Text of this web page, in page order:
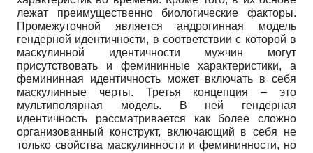
лежат преимущественно биологические факторы.
Промежуточной является андрогинная модель
гендерной идентичности, в соответствии с которой в
маскулинной идентичности мужчин могут
присутствовать и фемининные характеристики, а
фемининная идентичность может включать в себя
маскулинные черты. Третья концепция – это
мультиполярная модель. В ней гендерная
идентичность рассматривается как более сложно
организованный конструкт, включающий в себя не
только свойства маскулинности и фемининности, но